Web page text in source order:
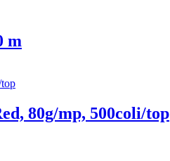
m
80g/mp, 500coli/top